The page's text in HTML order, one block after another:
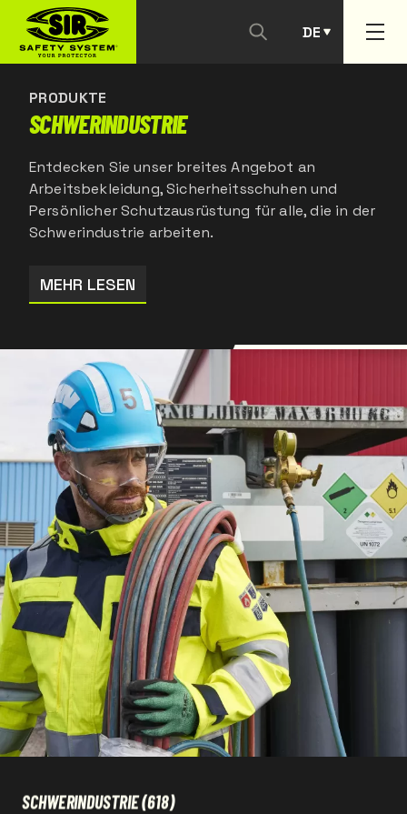
DE
PT
PRODUKTE
SCHWERINDUSTRIE
Entdecken Sie unser breites Angebot an
Arbeitsbekleidung, Sicherheitsschuhen und
Persönlicher Schutzausrüstung für alle, die in der
Schwerindustrie arbeiten.
MEHR LESEN
SCHWERINDUSTRIE(618)
KONTAKTIEREN SIE UNS